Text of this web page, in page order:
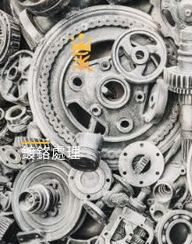
跳
至
主
要
內
容
鍍鉻處理